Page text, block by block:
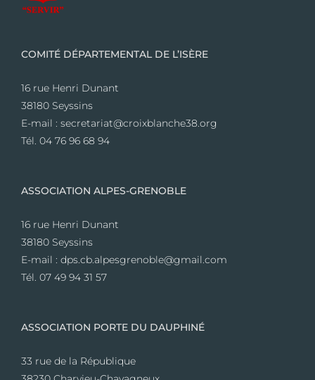
COMITÉ DÉPARTEMENTAL DE L’ISÈRE
16 rue Henri Dunant
38180 Seyssins
E-mail : secretariat@croixblanche38.org
Tél. 04 76 96 68 94
ASSOCIATION ALPES-GRENOBLE
16 rue Henri Dunant
38180 Seyssins
E-mail : dps.cb.alpesgrenoble@gmail.com
Tél. 07 49 94 31 57
ASSOCIATION PORTE DU DAUPHINÉ
33 rue de la République